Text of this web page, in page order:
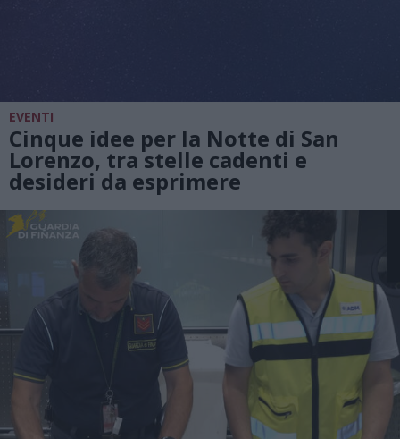
EVENTI
Cinque idee per la Notte di San
Lorenzo, tra stelle cadenti e
desideri da esprimere